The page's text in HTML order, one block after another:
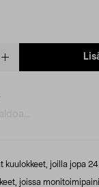
kuulokkeet, joilla jopa
joissa